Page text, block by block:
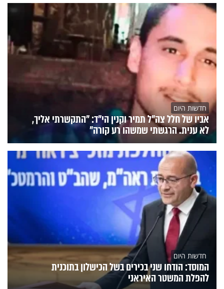
חדשות היום
אביו של חלל צה"ל תמיר וקנין הי"ד: "התקשרתי אליך,
לא ענית. הרגשתי שמשהו רע קורה"
חדשות היום
המוסד: הודחו שני בכירים בשל הכישלון בתוכנית
להפלת המשטר האיראני